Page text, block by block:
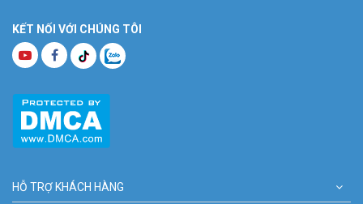
KẾT NỐI VỚI CHÚNG TÔI
HỖ TRỢ KHÁCH HÀNG